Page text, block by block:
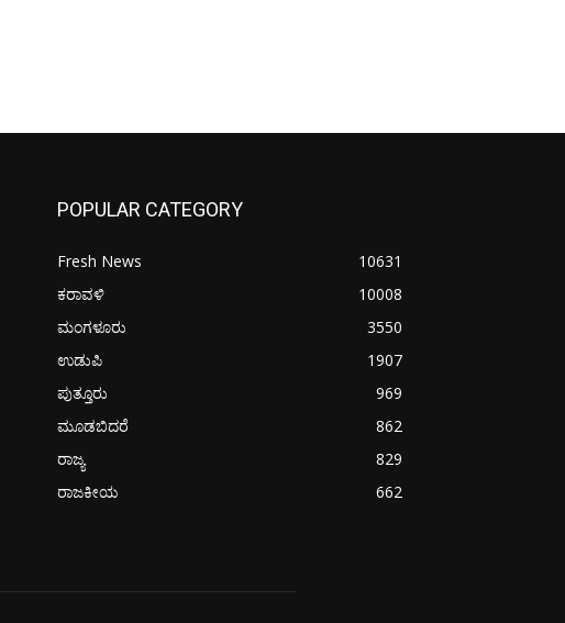
POPULAR CATEGORY
Fresh News
10631
ಕರಾವಳಿ
10008
ಮಂಗಳೂರು
3550
ಉಡುಪಿ
1907
ಪುತ್ತೂರು
969
ಮೂಡಬಿದರೆ
862
ರಾಜ್ಯ
829
ರಾಜಕೀಯ
662